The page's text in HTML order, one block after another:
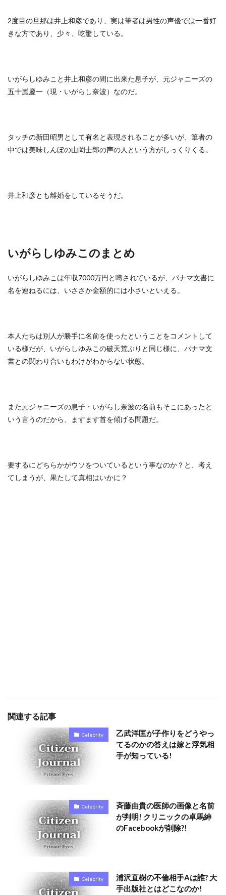
2度目の旦那は井上和彦であり、実は筆者は男性の声優では一番好
きな方であり、少々、吃驚している。
いがらしゆみこと井上和彦の間に出来た息子が、元ジャニーズの
五十嵐慶一（現・いがらし奈波）なのだ。
タッチの新田昭男として有名と表現されることが多いが、筆者の
中では美味しんぼの山岡士郎の声の人という方がしっくりくる。
井上和彦とも離婚をしているそうだ。
いがらしゆみこのまとめ
いがらしゆみこは年収7000万円と噂されているが、パナマ文書に
名を連ねるには、いささか金額的には小さいといえる。
本人たちは別人が勝手に名前を使ったということをコメントして
いる様だが、いがらしゆみこの破天荒ぶりと同じ様に、パナマ文
書との関わり合いもわけがわからない状態。
また元ジャニーズの息子・いがらし奈波の名前もそこにあったと
いう言うのだから、ますます首を傾げる問題だ。
要するにどちらかがウソをついているという事なのか？と、考え
てしまうが、果たして真相はいかに？
関連する記事
Celebrity
乙武洋匡が子作りをどうやっ
てるのかの答えは嫁と浮気相
手が知っている!
Celebrity
斉藤由貴の医師の画像と名前
が判明! クリニックの卓馬紳
のFacebookが削除?!
Celebrity
浦沢直樹の不倫相手Aは誰? 大
手出版社とはどこなのか!